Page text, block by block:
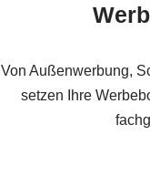
Von Außenwerbung,
setzen Ihre